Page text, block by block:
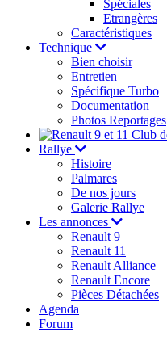
Spéciales
Etrangères
Caractéristiques
Technique
Bien choisir
Entretien
Spécifique Turbo
Documentation
Photos Reportages
Rallye
Histoire
Palmares
De nos jours
Galerie Rallye
Les annonces
Renault 9
Renault 11
Renault Alliance
Renault Encore
Pièces Détachées
Agenda
Forum